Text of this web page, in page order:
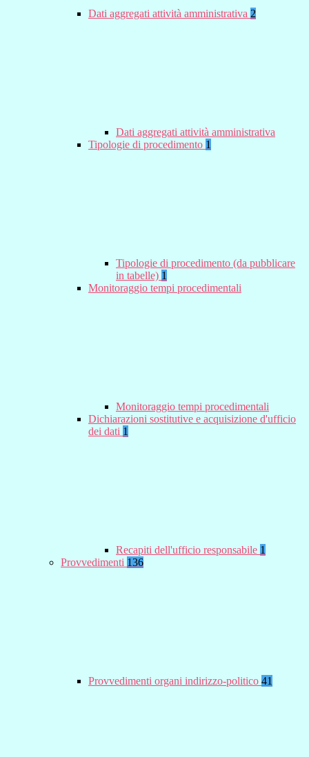
Dati aggregati attività amministrativa 2
Dati aggregati attività amministrativa
Tipologie di procedimento 1
Tipologie di procedimento (da pubblicare
in tabelle) 1
Monitoraggio tempi procedimentali
Monitoraggio tempi procedimentali
Dichiarazioni sostitutive e acquisizione d'ufficio
dei dati 1
Recapiti dell'ufficio responsabile 1
Provvedimenti 136
Provvedimenti organi indirizzo-politico 41